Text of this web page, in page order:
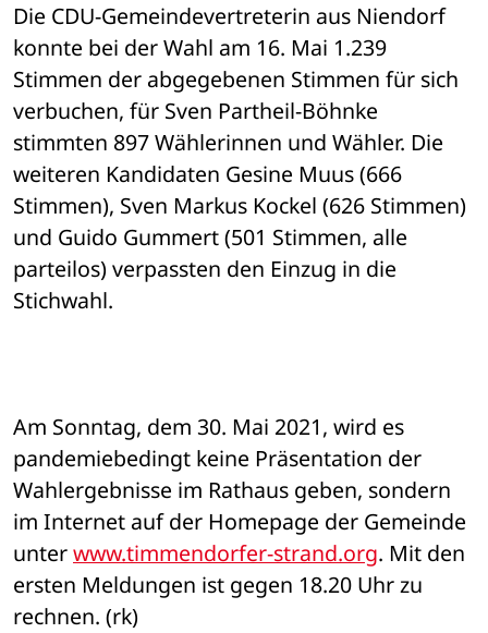
Die CDU-Gemeindevertreterin aus Niendorf
konnte bei der Wahl am 16. Mai 1.239
Stimmen der abgegebenen Stimmen für sich
verbuchen, für Sven Partheil-Böhnke
stimmten 897 Wählerinnen und Wähler. Die
weiteren Kandidaten Gesine Muus (666
Stimmen), Sven Markus Kockel (626 Stimmen)
und Guido Gummert (501 Stimmen, alle
parteilos) verpassten den Einzug in die
Stichwahl.
Am Sonntag, dem 30. Mai 2021, wird es
pandemiebedingt keine Präsentation der
Wahlergebnisse im Rathaus geben, sondern
im Internet auf der Homepage der Gemeinde
unter www.timmendorfer-strand.org. Mit den
ersten Meldungen ist gegen 18.20 Uhr zu
rechnen. (rk)